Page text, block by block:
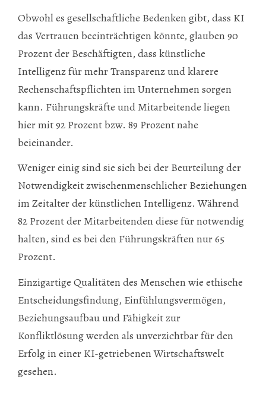
Obwohl es gesellschaftliche Bedenken gibt, dass KI
das Vertrauen beeinträchtigen könnte, glauben 90
Prozent der Beschäftigten, dass künstliche
Intelligenz für mehr Transparenz und klarere
Rechenschaftspflichten im Unternehmen sorgen
kann. Führungskräfte und Mitarbeitende liegen
hier mit 92 Prozent bzw. 89 Prozent nahe
beieinander.
Weniger einig sind sie sich bei der Beurteilung der
Notwendigkeit zwischenmenschlicher Beziehungen
im Zeitalter der künstlichen Intelligenz. Während
82 Prozent der Mitarbeitenden diese für notwendig
halten, sind es bei den Führungskräften nur 65
Prozent.
Einzigartige Qualitäten des Menschen wie ethische
Entscheidungsfindung, Einfühlungsvermögen,
Beziehungsaufbau und Fähigkeit zur
Konfliktlösung werden als unverzichtbar für den
Erfolg in einer KI-getriebenen Wirtschaftswelt
gesehen.